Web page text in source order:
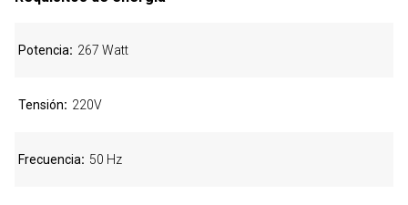
Potencia 267 Watt
Tensión 220V
Frecuencia 50 Hz